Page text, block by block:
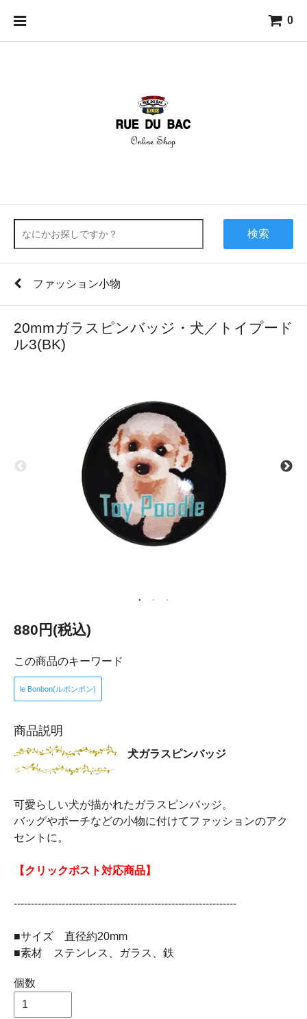
0
検索
ファッション小物
20mmガラスピンバッジ・犬／トイプード
ル3(BK)
880円(税込)
この商品のキーワード
le Bonbon(ルボンボン)
商品説明
犬ガラスピンバッジ
可愛らしい犬が描かれたガラスピンバッジ。
バッグやポーチなどの小物に付けてファッションのアク
セントに。
【クリックポスト対応商品】
-----------------------------------------------------------------
■サイズ 直径約20mm
■素材 ステンレス、ガラス、鉄
個数